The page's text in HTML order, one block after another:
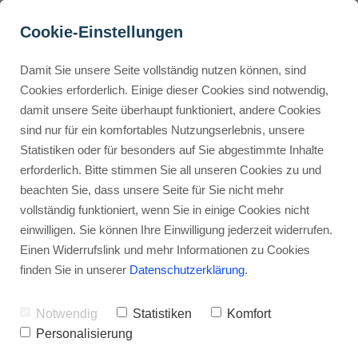
Buyer Personas erstellen
Landingpage optimieren
Internal Linking Tool
ClickUp Tools für bessere
Zusammenarbeit?
Werbehinweis: Links mit Sternchen (*) sind Affiliate-Links. Kaufst
du darüber ein, erhalte ich eine Provision – ohne Mehrkosten für
dich.
Stephan Ochmann
Stell dir vor, dein Team ist wie ein
perfekt geöltes Uhrwerk.
Cookie-Einstellungen
Damit Sie unsere Seite vollständig nutzen können, sind
Cookies erforderlich. Einige dieser Cookies sind notwendig,
damit unsere Seite überhaupt funktioniert, andere Cookies
sind nur für ein komfortables Nutzungserlebnis, unsere
Statistiken oder für besonders auf Sie abgestimmte Inhalte
erforderlich. Bitte stimmen Sie all unseren Cookies zu und
beachten Sie, dass unsere Seite für Sie nicht mehr
vollständig funktioniert, wenn Sie in einige Cookies nicht
einwilligen. Sie können Ihre Einwilligung jederzeit widerrufen.
Einen Widerrufslink und mehr Informationen zu Cookies
finden Sie in unserer Datenschutzerklärung.
Notwendig Statistiken
Komfort
Personalisierung